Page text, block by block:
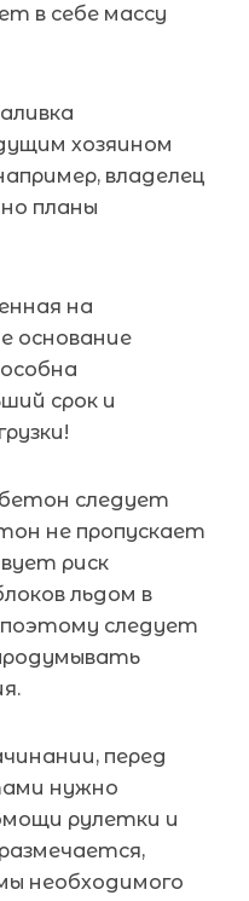
в себе массу
хозяином
владелец
планы
на
основание
срок и
следует
не пропускает
риск
льдом в
следует
перед
нужно
рулетки и
необходимого